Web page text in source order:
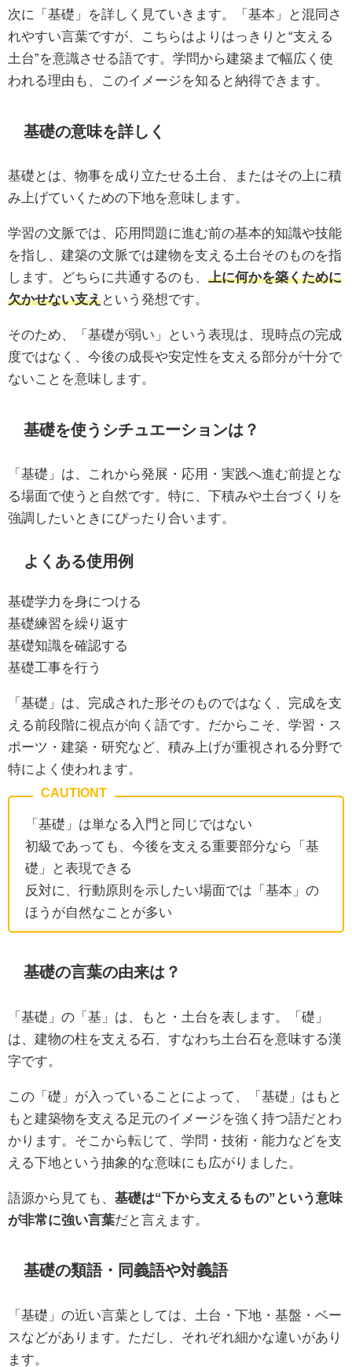
次に「基礎」を詳しく見ていきます。「基本」と混同さ
れやすい言葉ですが、こちらはよりはっきりと“支える
土台”を意識させる語です。学問から建築まで幅広く使
われる理由も、このイメージを知ると納得できます。
基礎の意味を詳しく
基礎とは、物事を成り立たせる土台、またはその上に積
み上げていくための下地を意味します。
学習の文脈では、応用問題に進む前の基本的知識や技能
を指し、建築の文脈では建物を支える土台そのものを指
します。どちらに共通するのも、 上に何かを築くために
欠かせない支えという発想です。
そのため、「基礎が弱い」という表現は、現時点の完成
度ではなく、今後の成長や安定性を支える部分が十分で
ないことを意味します。
基礎を使うシチュエーションは？
「基礎」は、これから発展・応用・実践へ進む前提とな
る場面で使うと自然です。特に、下積みや土台づくりを
強調したいときにぴったり合います。
よくある使用例
基礎学力を身につける
基礎練習を繰り返す
基礎知識を確認する
基礎工事を行う
「基礎」は、完成された形そのものではなく、完成を支
える前段階に視点が向く語です。だからこそ、学習・ス
ポーツ・建築・研究など、積み上げが重視される分野で
特によく使われます。
「基礎」は単なる入門と同じではない
初級であっても、今後を支える重要部分なら「基
礎」と表現できる
反対に、行動原則を示したい場面では「基本」の
ほうが自然なことが多い
基礎の言葉の由来は？
「基礎」の「基」は、もと・土台を表します。「礎」
は、建物の柱を支える石、すなわち土台石を意味する漢
字です。
この「礎」が入っていることによって、「基礎」はもと
もと建築物を支える足元のイメージを強く持つ語だとわ
かります。そこから転じて、学問・技術・能力などを支
える下地という抽象的な意味にも広がりました。
語源から見ても、 基礎は“下から支えるもの”という意味
が非常に強い言葉だと言えます。
基礎の類語・同義語や対義語
「基礎」の近い言葉としては、土台・下地・基盤・ベー
スなどがあります。ただし、それぞれ細かな違いがあり
ます。